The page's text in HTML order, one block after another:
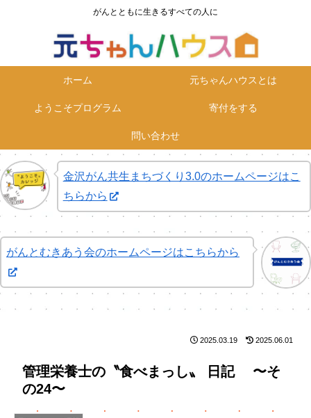
がんとともに生きるすべての人に
ホーム 元ちゃんハウスとは
ようこそプログラム 寄付をする
問い合わせ
金沢がん共生まちづくり3.0のホームページはこ
ちらから
がんとむきあう会のホームページはこちらから
管理栄養士の〝食べまっし〟 日記 〜そ
の24〜
2025.03.19 2025.06.01